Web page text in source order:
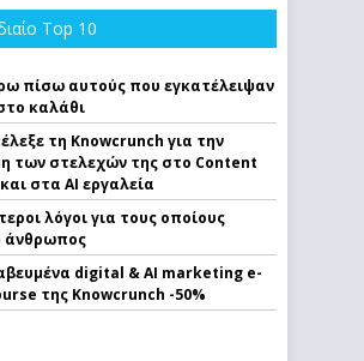
Top 10
πίσω αυτούς που εγκατέλειψαν
καλάθι
τη Knowcrunch για την
των στελεχών της στο Content
στα AI εργαλεία
λόγοι για τους οποίους
άνθρωπος
digital & AI marketing e-
της Knowcrunch -50%